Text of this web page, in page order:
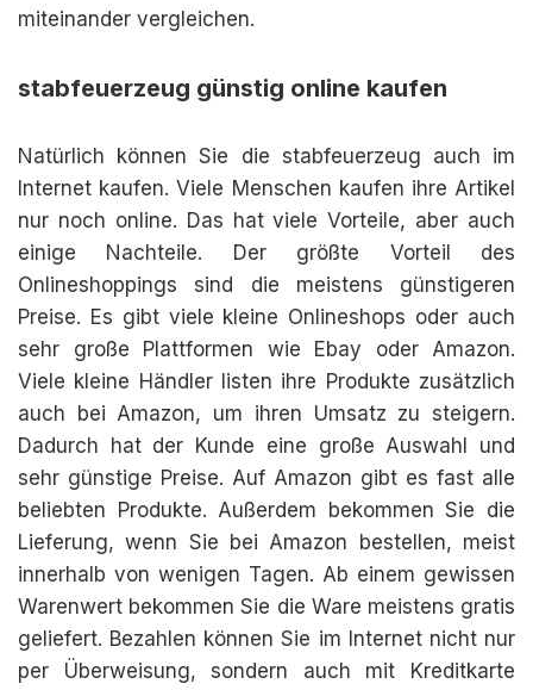
miteinander vergleichen.
stabfeuerzeug günstig online kaufen
Natürlich können Sie die stabfeuerzeug auch im
Internet kaufen. Viele Menschen kaufen ihre Artikel
nur noch online. Das hat viele Vorteile, aber auch
einige Nachteile. Der größte Vorteil des
Onlineshoppings sind die meistens günstigeren
Preise. Es gibt viele kleine Onlineshops oder auch
sehr große Plattformen wie Ebay oder Amazon.
Viele kleine Händler listen ihre Produkte zusätzlich
auch bei Amazon, um ihren Umsatz zu steigern.
Dadurch hat der Kunde eine große Auswahl und
sehr günstige Preise. Auf Amazon gibt es fast alle
beliebten Produkte. Außerdem bekommen Sie die
Lieferung, wenn Sie bei Amazon bestellen, meist
innerhalb von wenigen Tagen. Ab einem gewissen
Warenwert bekommen Sie die Ware meistens gratis
geliefert. Bezahlen können Sie im Internet nicht nur
per Überweisung, sondern auch mit Kreditkarte